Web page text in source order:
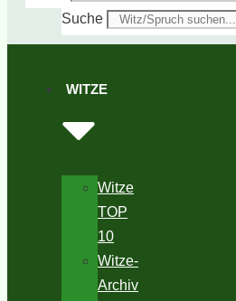
Suche
WITZE
Witze
TOP
10
Witze-
Archiv